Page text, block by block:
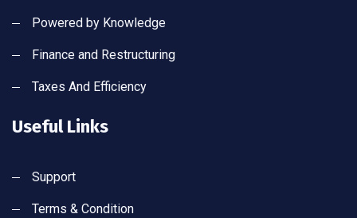
Powered by Knowledge
Finance and Restructuring
Taxes And Efficiency
Useful Links
Support
Terms & Condition